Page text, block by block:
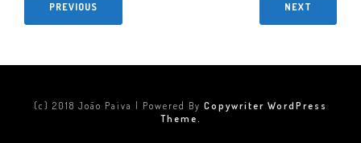
PREVIOUS NEXT
(c) 2018 João Paiva | Powered By Copywriter WordPress
Theme.